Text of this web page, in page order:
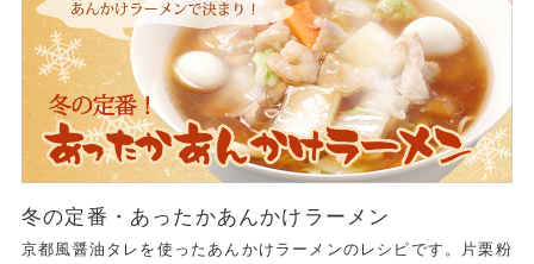
冬の定番・あったかあんかけラーメン
京都風醤油タレを使ったあんかけラーメンのレシピです。片栗粉